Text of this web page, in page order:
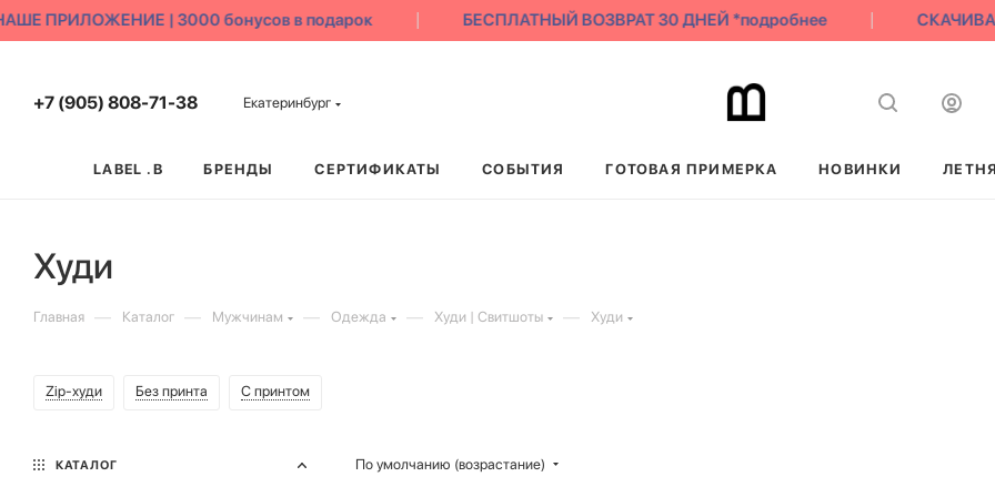
ПРИЛОЖЕНИЕ | 3000 бонусов в подарок БЕСПЛАТНЫЙ ВОЗВРАТ 30 ДНЕЙ *подробнее СКАЧИВАЙ
+7 (905) 808-71-38 Екатеринбург
LABEL .B БРЕНДЫ СЕРТИФИКАТЫ СОБЫТИЯ ГОТОВАЯ ПРИМЕРКА НОВИНКИ
Худи
Главная — Каталог — Мужчинам — Одежда — Худи | Свитшоты — Худи
Zip-худи Без принта С принтом
По умолчанию (возрастание)
КАТАЛОГ